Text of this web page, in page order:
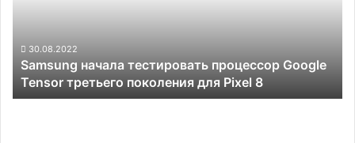
поколения
для
Pixel
8
30.08.2022
Samsung начала тестировать процессор Google
Tensor третьего поколения для Pixel 8